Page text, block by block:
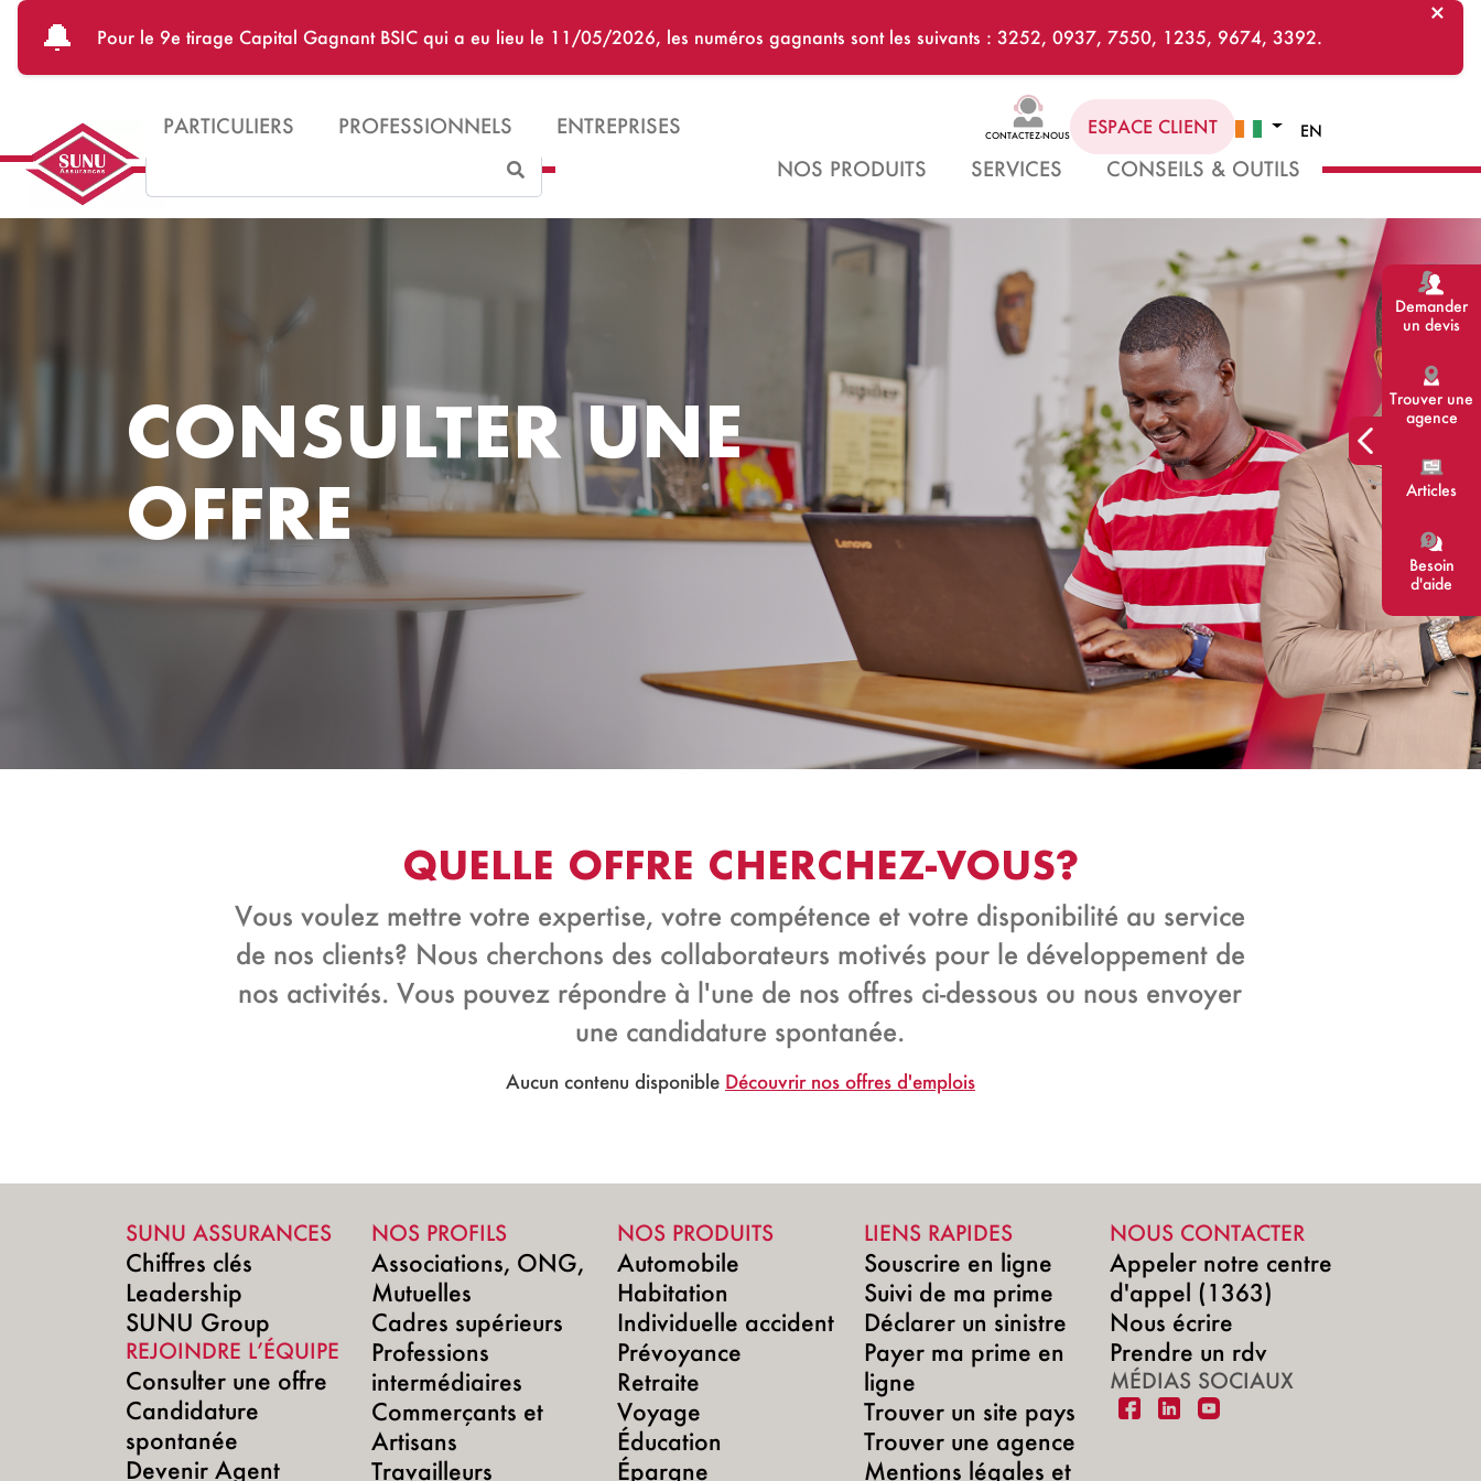
Aller au contenu principal
🔔 Pour le 9e tirage Capital Gagnant BSIC qui a eu lieu le 11/05/2026, les numéros gagnants sont les suivants : 3252, 0937, 7550, 1235, 9674, 3392.
×
PARTICULIERS PROFESSIONNELS ENTREPRISES CONTACTEZ-NOUS ESPACE CLIENT EN
Search
Search NOS PRODUITS SERVICES CONSEILS & OUTILS
Demander
un devis
Trouver une
agence
Articles
Besoin
d'aide
CONSULTER UNE
OFFRE
QUELLE OFFRE CHERCHEZ-VOUS?
Vous voulez mettre votre expertise, votre compétence et votre disponibilité au service
de nos clients? Nous cherchons des collaborateurs motivés pour le développement de
nos activités. Vous pouvez répondre à l'une de nos offres ci-dessous ou nous envoyer
une candidature spontanée.
Aucun contenu disponible Découvrir nos offres d'emplois
SUNU ASSURANCES
Chiffres clés
Leadership
SUNU Group
REJOINDRE L’ÉQUIPE
Consulter une offre
Candidature
spontanée
Devenir Agent
NOS PROFILS
Associations, ONG,
Mutuelles
Cadres supérieurs
Professions
intermédiaires
Commerçants et
Artisans
Travailleurs
NOS PRODUITS
Automobile
Habitation
Individuelle accident
Prévoyance
Retraite
Voyage
Éducation
Épargne
LIENS RAPIDES
Souscrire en ligne
Suivi de ma prime
Déclarer un sinistre
Payer ma prime en
ligne
Trouver un site pays
Trouver une agence
Mentions légales et
NOUS CONTACTER
Appeler notre centre
d'appel (1363)
Nous écrire
Prendre un rdv
MÉDIAS SOCIAUX